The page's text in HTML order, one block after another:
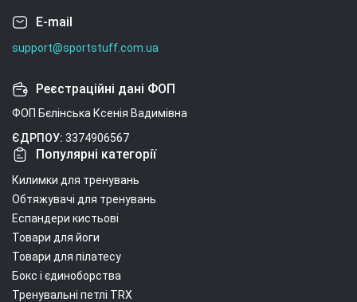
E-mail
support@sportstuff.com.ua
Реєстраційні дані ФОП
ФОП Бєлінська Ксенія Вадимівна
ЄДРПОУ: 3374906567
Популярні категорії
Килимки для тренувань
Обтяжувачі для тренувань
Еспандери кистьові
Товари для йоги
Товари для пілатесу
Бокс і єдиноборства
Тренувальні петлі TRX